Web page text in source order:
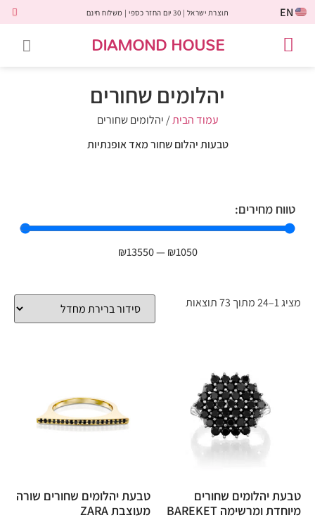
EN תוצרת ישראל | 30 יום החזר כספי | משלוח חינם
DIAMOND HOUSE
יהלומים שחורים
עמוד הבית/ יהלומים שחורים
טבעות יהלום שחור מאד אופנתיות
טווח מחירים:
₪1050
—
₪13550
מציג 1–24 מתוך 73 תוצאות
טבעת יהלומים שחורים
מיוחדת ומרשימה BAREKET
טבעת יהלומים שחורים שורה
מעוצבת ZARA